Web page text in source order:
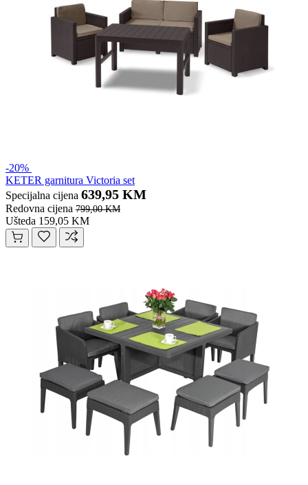
-20%
KETER garnitura Victoria set
Specijalna cijena 639,95 KM
Redovna cijena 799,00 KM
Ušteda 159,05 KM